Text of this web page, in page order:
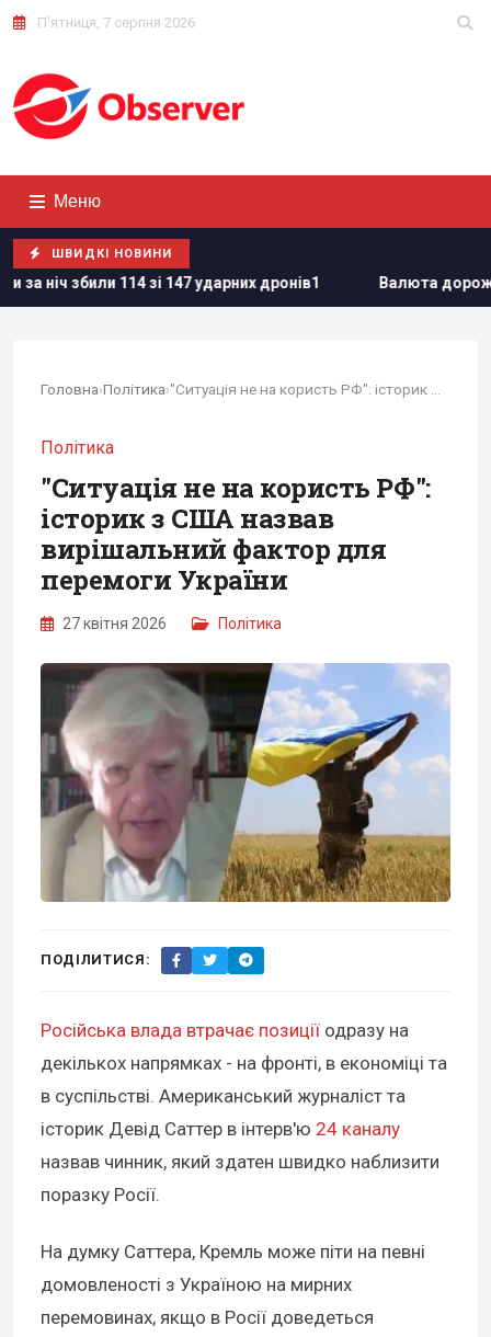
П'ятниця, 7 серпня 2026
Меню
ШВИДКІ НОВИНИ
зі 147 ударних дронів1 Валюта дорожчає перед
Головна›Політика›
Політика
"Ситуація не на користь РФ":
історик з США назвав
вирішальний фактор для
перемоги України
27 квітня 2026 Політика
ПОДІЛИТИСЯ:
Російська влада втрачає позиції одразу на
декількох напрямках - на фронті, в економіці та
в суспільстві. Американський журналіст та
історик Девід Саттер в інтерв'ю 24 каналу
назвав чинник, який здатен швидко наблизити
поразку Росії.
На думку Саттера, Кремль може піти на певні
домовленості з Україною на мирних
перемовинах, якщо в Росії доведеться